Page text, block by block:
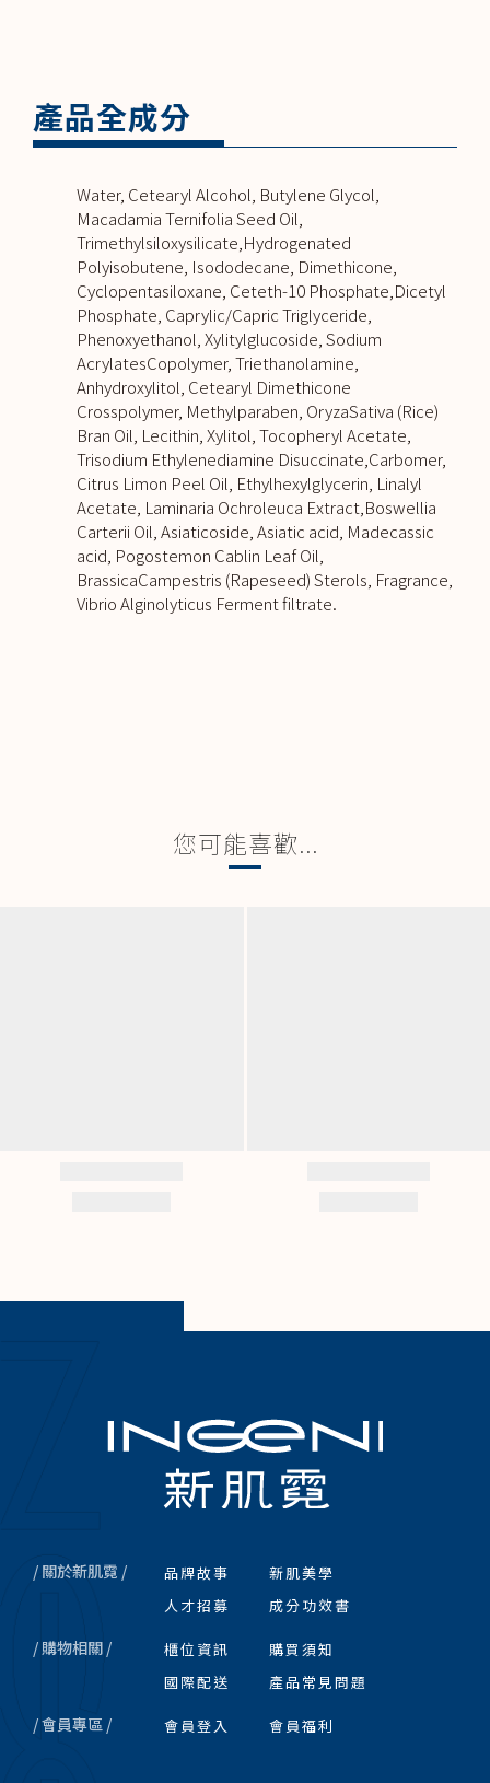
產品全成分
Water, Cetearyl Alcohol, Butylene Glycol,
Macadamia Ternifolia Seed Oil,
Trimethylsiloxysilicate,Hydrogenated
Polyisobutene, Isododecane, Dimethicone,
Cyclopentasiloxane, Ceteth-10 Phosphate,Dicetyl
Phosphate, Caprylic/Capric Triglyceride,
Phenoxyethanol, Xylitylglucoside, Sodium
AcrylatesCopolymer, Triethanolamine,
Anhydroxylitol, Cetearyl Dimethicone
Crosspolymer, Methylparaben, OryzaSativa (Rice)
Bran Oil, Lecithin, Xylitol, Tocopheryl Acetate,
Trisodium Ethylenediamine Disuccinate,Carbomer,
Citrus Limon Peel Oil, Ethylhexylglycerin, Linalyl
Acetate, Laminaria Ochroleuca Extract,Boswellia
Carterii Oil, Asiaticoside, Asiatic acid, Madecassic
acid, Pogostemon Cablin Leaf Oil,
BrassicaCampestris (Rapeseed) Sterols, Fragrance,
Vibrio Alginolyticus Ferment filtrate.
您可能喜歡...
/ 關於新肌霓 / 品牌故事
新肌美學
人才招募
成分功效書
/ 購物相關 / 櫃位資訊
購買須知
國際配送
產品常見問題
/ 會員專區 / 會員登入 會員福利